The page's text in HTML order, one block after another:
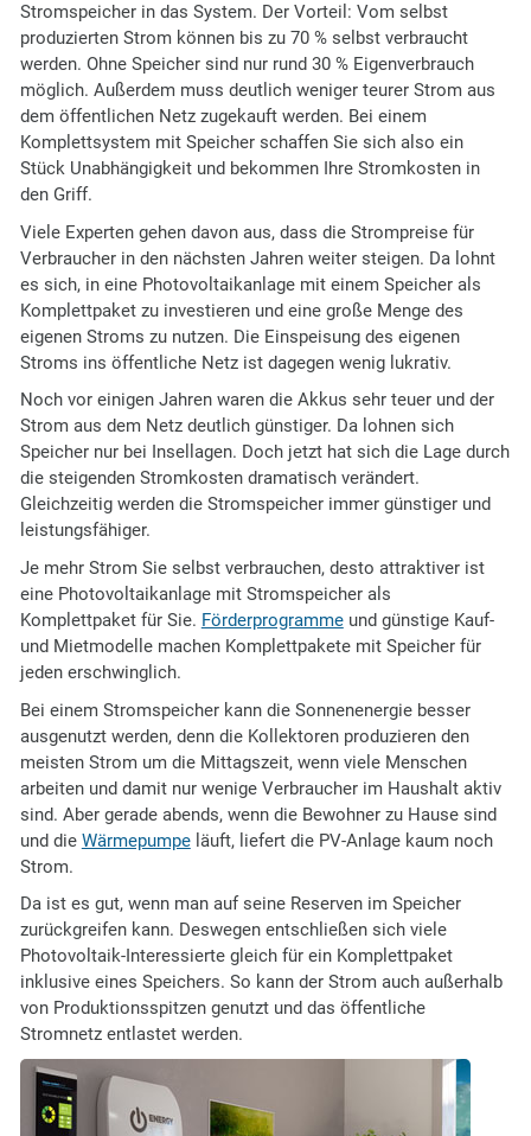
Stromspeicher in das System. Der Vorteil: Vom selbst
produzierten Strom können bis zu 70 % selbst verbraucht
werden. Ohne Speicher sind nur rund 30 % Eigenverbrauch
möglich. Außerdem muss deutlich weniger teurer Strom aus
dem öffentlichen Netz zugekauft werden. Bei einem
Komplettsystem mit Speicher schaffen Sie sich also ein
Stück Unabhängigkeit und bekommen Ihre Stromkosten in
den Griff.
Viele Experten gehen davon aus, dass die Strompreise für
Verbraucher in den nächsten Jahren weiter steigen. Da lohnt
es sich, in eine Photovoltaikanlage mit einem Speicher als
Komplettpaket zu investieren und eine große Menge des
eigenen Stroms zu nutzen. Die Einspeisung des eigenen
Stroms ins öffentliche Netz ist dagegen wenig lukrativ.
Noch vor einigen Jahren waren die Akkus sehr teuer und der
Strom aus dem Netz deutlich günstiger. Da lohnen sich
Speicher nur bei Insellagen. Doch jetzt hat sich die Lage durch
die steigenden Stromkosten dramatisch verändert.
Gleichzeitig werden die Stromspeicher immer günstiger und
leistungsfähiger.
Je mehr Strom Sie selbst verbrauchen, desto attraktiver ist
eine Photovoltaikanlage mit Stromspeicher als
Komplettpaket für Sie. Förderprogrammeund günstige Kauf-
und Mietmodelle machen Komplettpakete mit Speicher für
jeden erschwinglich.
Bei einem Stromspeicher kann die Sonnenenergie besser
ausgenutzt werden, denn die Kollektoren produzieren den
meisten Strom um die Mittagszeit, wenn viele Menschen
arbeiten und damit nur wenige Verbraucher im Haushalt aktiv
sind. Aber gerade abends, wenn die Bewohner zu Hause sind
und die Wärmepumpeläuft, liefert die PV-Anlage kaum noch
Strom.
Da ist es gut, wenn man auf seine Reserven im Speicher
zurückgreifen kann. Deswegen entschließen sich viele
Photovoltaik-Interessierte gleich für ein Komplettpaket
inklusive eines Speichers. So kann der Strom auch außerhalb
von Produktionsspitzen genutzt und das öffentliche
Stromnetz entlastet werden.